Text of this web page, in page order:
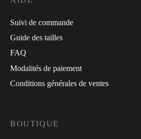
Suivi de commande
Guide des tailles
FAQ
Modalités de paiement
Conditions générales de ventes
BOUTIQUE